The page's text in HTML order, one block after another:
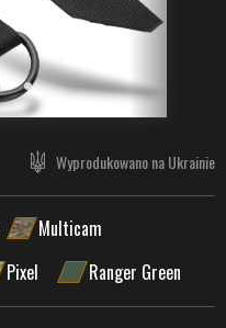
Wyprodukowano na Ukrainie
Multicam
Pixel Ranger Green